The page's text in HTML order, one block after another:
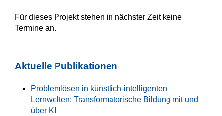
Für dieses Projekt stehen in nächster Zeit keine
Termine an.
Aktuelle Publikationen
Problemlösen in künstlich-intelligenten
Lernwelten: Transformatorische Bildung mit und
über KI